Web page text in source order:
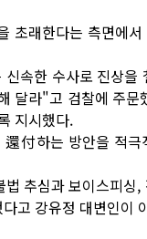
초래한다는 측면에
속한 수사로 진상
달라"고 검찰에 주
지시했다.
付하는 방안을 적
추심과 보이스피싱
고 강유정 대변인이